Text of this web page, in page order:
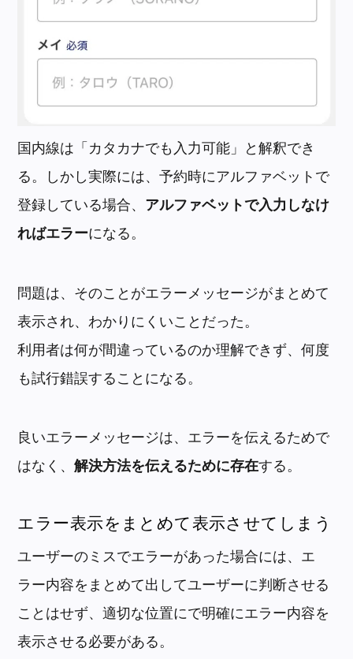
国内線は「カタカナでも入力可能」と解釈でき
る。しかし実際には、予約時にアルファベットで
登録している場合、 アルファベットで入力しなけ
ればエラーになる。
問題は、そのことがエラーメッセージがまとめて
表示され、わかりにくいことだった。
利用者は何が間違っているのか理解できず、何度
も試行錯誤することになる。
良いエラーメッセージは、エラーを伝えるためで
はなく、解決方法を伝えるために存在する。
エラー表示をまとめて表示させてしまう
ユーザーのミスでエラーがあった場合には、エ
ラー内容をまとめて出してユーザーに判断させる
ことはせず、適切な位置にで明確にエラー内容を
表示させる必要がある。